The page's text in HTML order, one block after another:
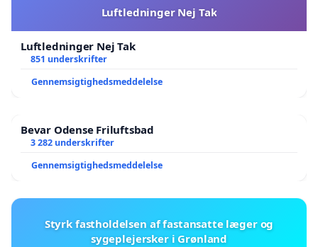
Luftledninger Nej Tak
Luftledninger Nej Tak
851 underskrifter
Gennemsigtighedsmeddelelse
Bevar Odense Friluftsbad
3 282 underskrifter
Gennemsigtighedsmeddelelse
Styrk fastholdelsen af fastansatte læger og
sygeplejersker i Grønland